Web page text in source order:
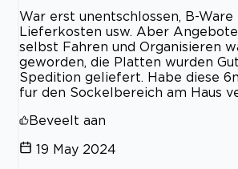
War erst unentschlossen, B-Ware
Lieferkosten usw. Aber
selbst Fahren und Organisieren
geworden, die Platten wurden
Spedition geliefert. Habe diese
fur den Sockelbereich am Haus
Beveelt aan
19 May 2024